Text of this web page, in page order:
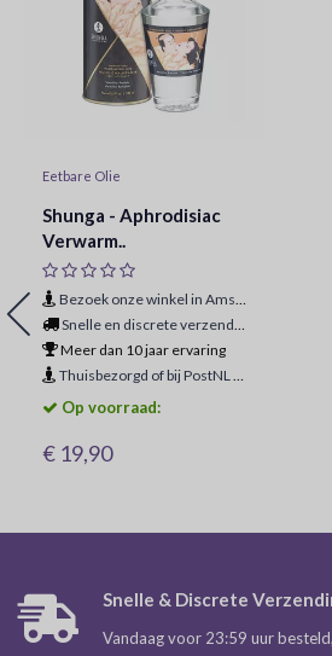
Eetbare Olie
Shunga - Aphrodisiac
Verwarm..
Bezoek onze winkel in Amsterdam
Snelle en discrete verzending
Meer dan 10 jaar ervaring
Thuisbezorgd of bij PostNL ophaalpunt
Op voorraad:
€ 19,90
Snelle & Discrete
Vandaag voor 23:59 uur